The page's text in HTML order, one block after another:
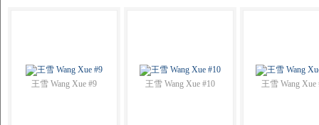
王雪 Wang Xue #9 王雪 Wang Xue #10 王雪 Wang Xue